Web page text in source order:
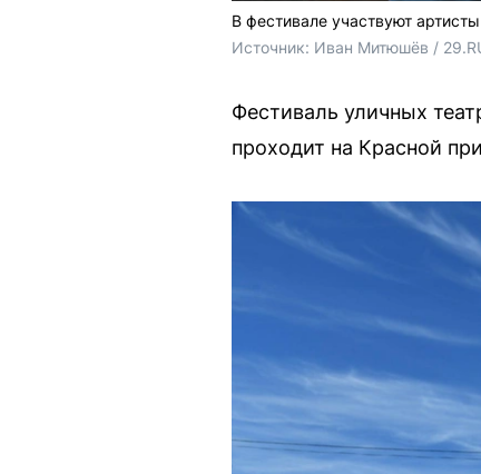
В фестивале участвуют
Источник: Иван Митюшёв /
Фестиваль уличных
проходит на Красной